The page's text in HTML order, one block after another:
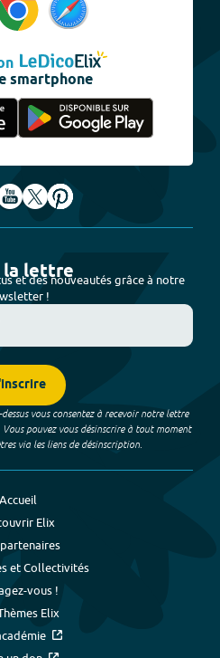
smartphone
la lettre
et des nouveautés grâce à notre
!
vous consentez à recevoir notre lettre
pouvez vous désinscrire à tout moment
via les liens de désinscription.
Accueil
Elix
et Collectivités
vous !
Elix